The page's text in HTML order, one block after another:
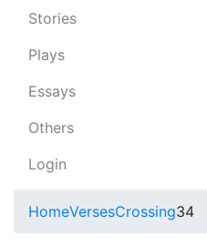
Stories
Plays
Essays
Others
Login
HomeVersesCrossing34